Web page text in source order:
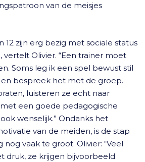
van de meisjes
12 zijn erg bezig met sociale status
vertelt Olivier. “Een trainer moet
Soms leg ik een spel bewust stil
en bespreek het met de groep.
luisteren ze echt naar
een goede pedagogische
wenselijk.” Ondanks het
van de meiden, is de stap
vaak te groot. Olivier: “Veel
druk, ze krijgen bijvoorbeeld